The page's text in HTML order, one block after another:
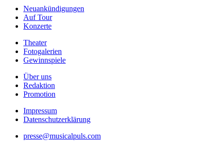
Neuankündigungen
Auf Tour
Konzerte
Theater
Fotogalerien
Gewinnspiele
Über uns
Redaktion
Promotion
Impressum
Datenschutzerklärung
presse@musicalpuls.com